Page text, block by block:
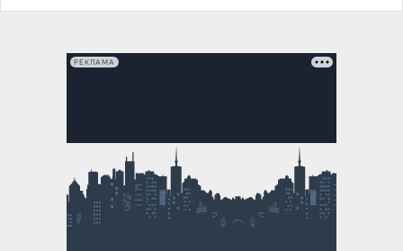
РЕКЛАМА